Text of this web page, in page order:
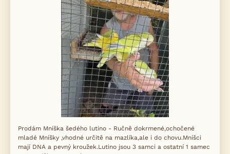
Prodám Mníška šedého lutino - Ručně dokrmené,ochočené
mladé Mníšky ,vhodné určitě na mazlíka,ale i do chovu.Mníšci
mají DNA a pevný kroužek.Lutino jsou 3 samci a ostatní 1 samec